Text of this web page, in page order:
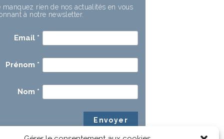
manquez rien de nos actualités en vous
à notre newsletter.
Email *
Prénom *
Nom *